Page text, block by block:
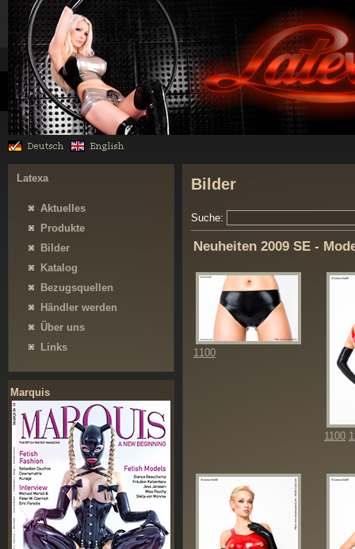
Latexa
Aktuelles
Produkte
Bilder
Katalog
Bezugsquellen
Händler werden
Über uns
Links
Marquis
Bilder
Suche:
Neuheiten 2009 SE -
1100
1100